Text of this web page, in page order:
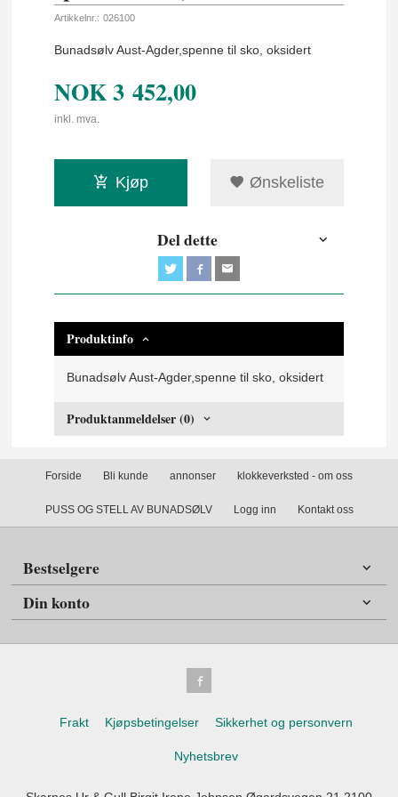
Artikkelnr.: 026100
Bunadsølv Aust-Agder,spenne til sko, oksidert
NOK3 452,00
inkl. mva.
Kjøp Ønskeliste
Del dette
Produktinfo
Bunadsølv Aust-Agder,spenne til sko, oksidert
Produktanmeldelser (0)
Forside Bli kunde annonser klokkeverksted - om oss
PUSS OG STELL AV BUNADSØLV Logg inn Kontakt oss
Bestselgere
Din konto
Frakt Kjøpsbetingelser Sikkerhet og personvern
Nyhetsbrev